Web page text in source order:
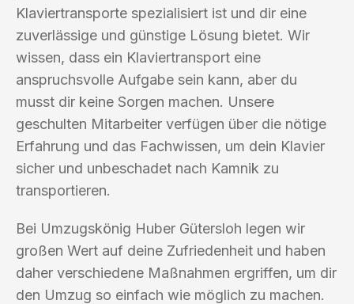
Klaviertransporte spezialisiert ist und dir eine
zuverlässige und günstige Lösung bietet. Wir
wissen, dass ein Klaviertransport eine
anspruchsvolle Aufgabe sein kann, aber du
musst dir keine Sorgen machen. Unsere
geschulten Mitarbeiter verfügen über die nötige
Erfahrung und das Fachwissen, um dein Klavier
sicher und unbeschadet nach Kamnik zu
transportieren.
Bei Umzugskönig Huber Gütersloh legen wir
großen Wert auf deine Zufriedenheit und haben
daher verschiedene Maßnahmen ergriffen, um dir
den Umzug so einfach wie möglich zu machen.